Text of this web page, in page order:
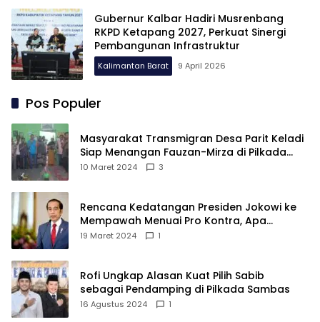
Gubernur Kalbar Hadiri Musrenbang
RKPD Ketapang 2027, Perkuat Sinergi
Pembangunan Infrastruktur
Kalimantan Barat 9 April 2026
Pos Populer
Masyarakat Transmigran Desa Parit Keladi
Siap Menangan Fauzan-Mirza di Pilkada
Kubu Raya
10 Maret 2024 3
Rencana Kedatangan Presiden Jokowi ke
Mempawah Menuai Pro Kontra, Apa
Sebabnya?
19 Maret 2024 1
Rofi Ungkap Alasan Kuat Pilih Sabib
sebagai Pendamping di Pilkada Sambas
16 Agustus 2024 1